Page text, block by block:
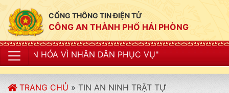
CỔNG THÔNG TIN ĐIỆN TỬ
CÔNG AN THÀNH PHỐ HẢI PHÒNG
DÂN PHỤC VỤ"
TRANG CHỦ » TIN AN NINH TRẬT TỰ